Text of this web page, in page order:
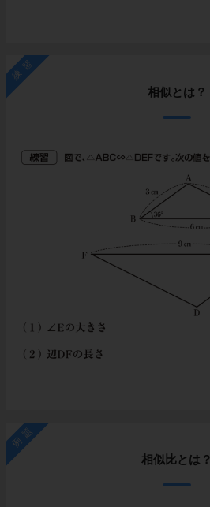
練習
相似とは？
例題
相似比とは？